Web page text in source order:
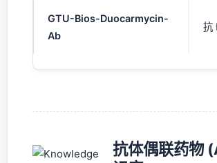
GTU-Bios-Duocarmycin-
Ab
抗
抗体偶联药物